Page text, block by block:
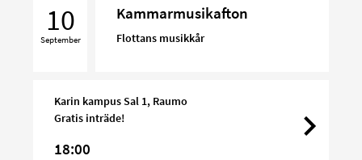
10
September
Kammarmusikafton
Flottans musikkår
Karin kampus Sal 1, Raumo
Gratis inträde!
18:00